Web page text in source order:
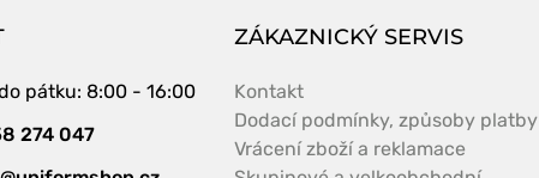
pátku: 8:00 - 16:00
274 047
ZÁKAZNICKÝ SERVIS
Kontakt
Dodací podmínky, způsoby platby
Vrácení zboží a reklamace